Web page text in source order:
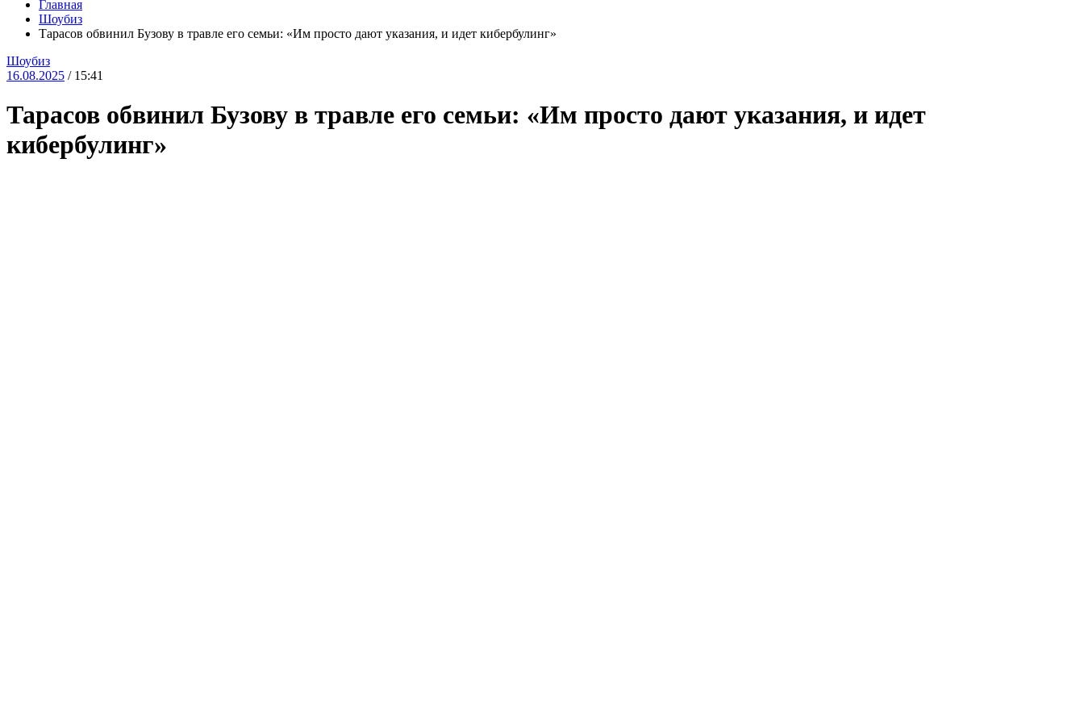
Главная
Шоубиз
Тарасов обвинил Бузову в травле его семьи: «Им просто дают указания, и идет кибербулинг»
Шоубиз
16.08.2025 / 15:41
Тарасов обвинил Бузову в травле его семьи: «Им просто дают указания, и идет
кибербулинг»